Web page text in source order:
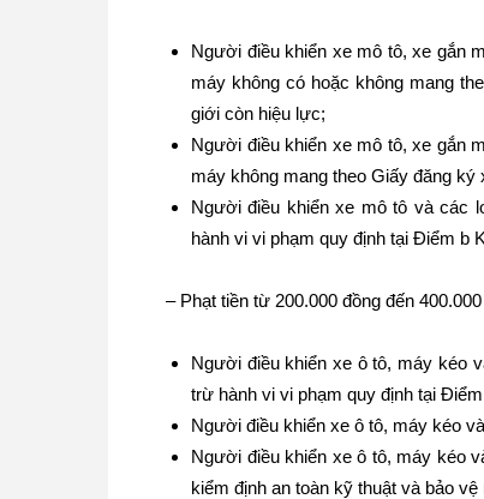
Người điều khiển xe mô tô, xe gắn
máy không có hoặc không mang
giới còn hiệu lực;
Người điều khiển xe mô tô, xe gắn
máy không mang theo Giấy đăng ký
Người điều khiển xe mô tô và các
hành vi vi phạm quy định tại Điểm b
– Phạt tiền từ 200.000 đồng đến
Người điều khiển xe ô tô, máy kéo
trừ hành vi vi phạm quy định tại
Người điều khiển xe ô tô, máy kéo
Người điều khiển xe ô tô, máy kéo
kiểm định an toàn kỹ thuật và bảo